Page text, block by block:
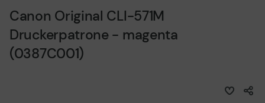
Canon Original CLI-571M
Druckerpatrone - magenta
(0387C001)